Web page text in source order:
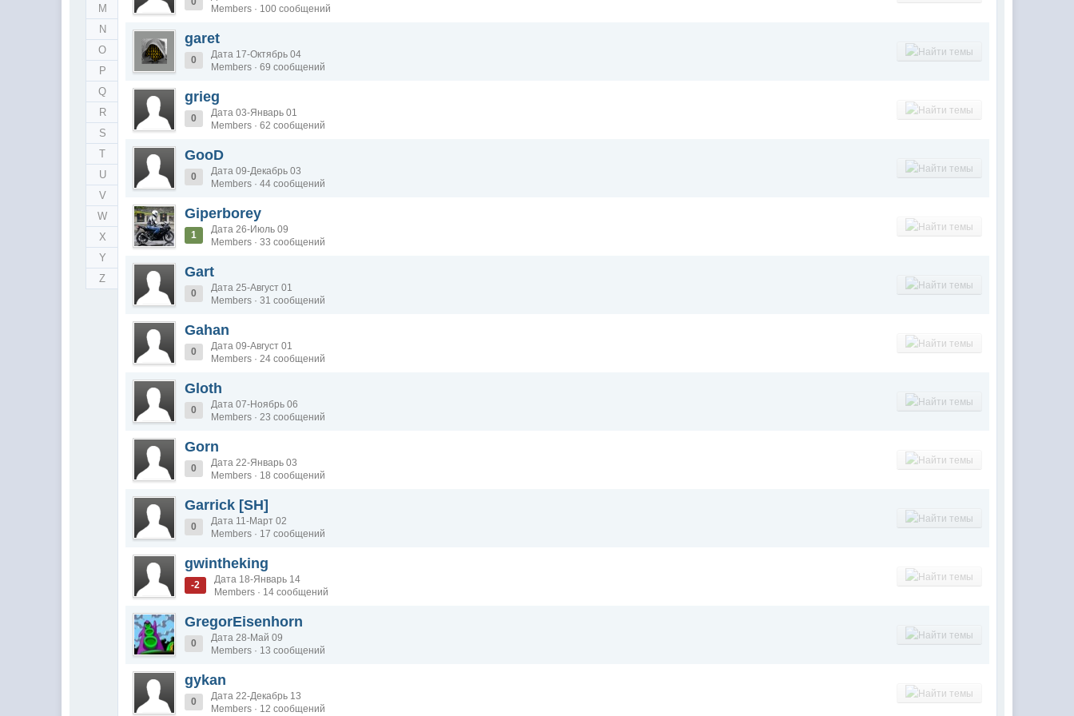
M
N
O
P
Q
R
S
T
U
V
W
X
Y
Z
Members · 100 сообщений
garet
0
Дата 17-Октябрь 04
Members · 69 сообщений
grieg
0
Дата 03-Январь 01
Members · 62 сообщений
GooD
0
Дата 09-Декабрь 03
Members · 44 сообщений
Giperborey
1
Дата 26-Июль 09
Members · 33 сообщений
Gart
0
Дата 25-Август 01
Members · 31 сообщений
Gahan
0
Дата 09-Август 01
Members · 24 сообщений
Gloth
0
Дата 07-Ноябрь 06
Members · 23 сообщений
Gorn
0
Дата 22-Январь 03
Members · 18 сообщений
Garrick [SH]
0
Дата 11-Март 02
Members · 17 сообщений
gwintheking
-2
Дата 18-Январь 14
Members · 14 сообщений
GregorEisenhorn
0
Дата 28-Май 09
Members · 13 сообщений
gykan
0
Дата 22-Декабрь 13
Members · 12 сообщений